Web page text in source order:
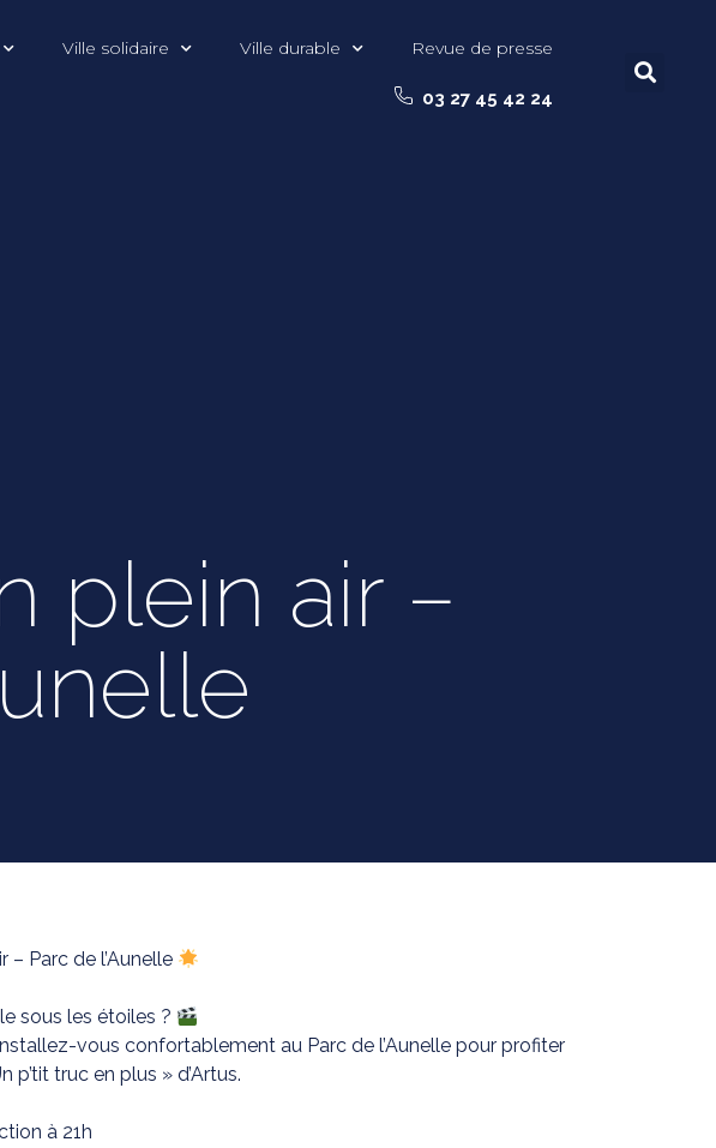
Ville solidaire Ville durable Revue de presse
03 27 45 42 24
plein air –
– Parc de l’Aunelle
sous les étoiles ?
vous confortablement au Parc de l’Aunelle pour profiter
truc en plus » d’Artus.
à 21h